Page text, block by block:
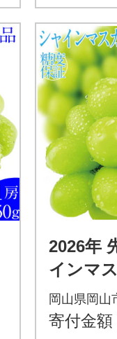
2026年
インマ
1房 約
9月～10
岡山県岡山
寄付金額